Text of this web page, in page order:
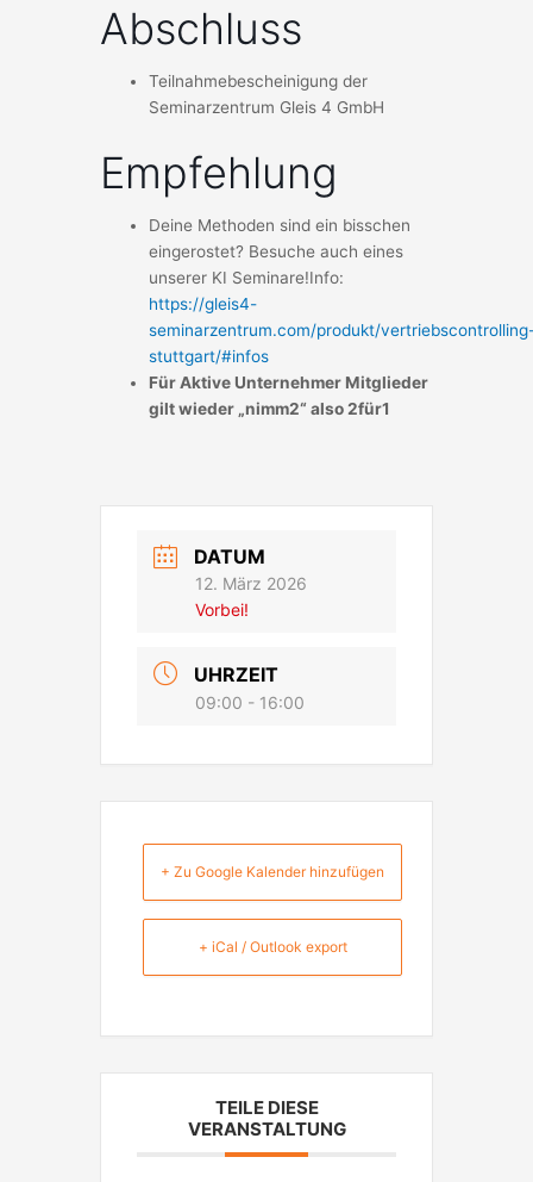
Abschluss
Teilnahmebescheinigung der
Seminarzentrum Gleis 4 GmbH
Empfehlung
Deine Methoden sind ein bisschen
eingerostet? Besuche auch eines
unserer KI Seminare!Info:
https://gleis4-
seminarzentrum.com/produkt/
stuttgart/#infos
Für Aktive Unternehmer Mitglieder
gilt wieder „nimm2“ also 2für1
DATUM
12. März 2026
Vorbei!
UHRZEIT
09:00 - 16:00
+ Zu Google Kalender hinzufügen
+ iCal / Outlook export
TEILE DIESE
VERANSTALTUNG